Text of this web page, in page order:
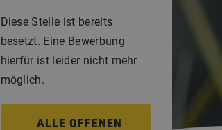
Diese Stelle ist bereits
besetzt. Eine Bewerbung
hierfür ist leider nicht mehr
möglich.
ALLE OFFENEN